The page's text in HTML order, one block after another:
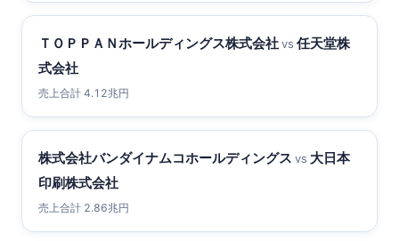
ＴＯＰＰＡＮホールディングス株式会社vs 任天堂株
式会社
売上合計 4.12兆円
株式会社バンダイナムコホールディングス vs 大日本
印刷株式会社
売上合計 2.86兆円